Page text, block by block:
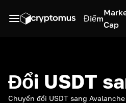
Điểm
Cap
Đổi USDT
Chuyển đổi USDT sang